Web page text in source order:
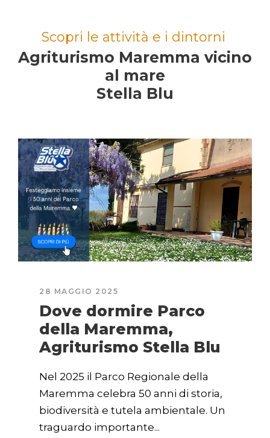
Scopri le attività e i dintorni
Agriturismo Maremma vicino
al mare
Stella Blu
28 MAGGIO 2025
Dove dormire Parco
della Maremma,
Agriturismo Stella Blu
Nel 2025 il Parco Regionale della
Maremma celebra 50 anni di storia,
biodiversità e tutela ambientale. Un
traguardo importante...